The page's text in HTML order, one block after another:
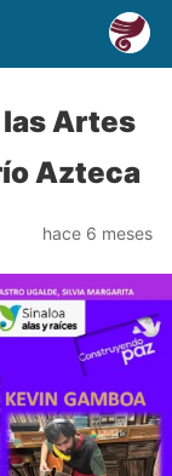
las Artes
Azteca
hace 6 meses